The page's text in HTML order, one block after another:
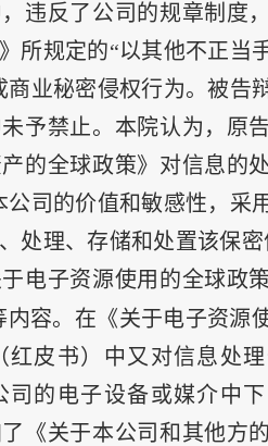
违反了公司的规章制度
所规定的“以其他不正当
商业秘密侵权行为。被告
予禁止。本院认为，原
的全球政策》对信息的
公司的价值和敏感性，采
处理、存储和处置该保
电子资源使用的全球政
内容。在《关于电子资源
红皮书）中又对信息处
司的电子设备或媒介中
《关于本公司和其他方